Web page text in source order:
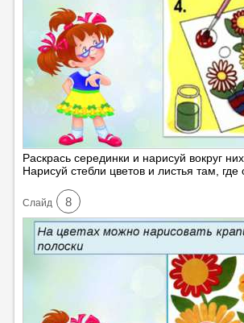
Раскрась серединки и нарисуй вокруг них
Нарисуй стебли цветов и листья там, где
Cлайд 8